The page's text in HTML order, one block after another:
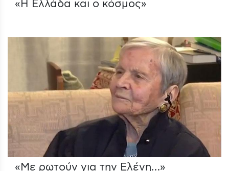
«Η Ελλάδα και ο κόσμος»
«Με ρωτούν για την Ελένη…»